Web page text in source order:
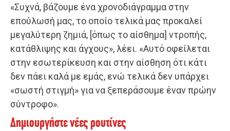
«Συχνά, βάζουμε ένα χρονοδιάγραμμα στην
επούλωσή μας, το οποίο τελικά μας προκαλεί
μεγαλύτερη ζημιά, [όπως το αίσθημα] ντροπής,
κατάθλιψης και άγχους», λέει. «Αυτό οφείλεται
στην εσωτερίκευση και στην αίσθηση ότι κάτι
δεν πάει καλά με εμάς, ενώ τελικά δεν υπάρχει
«σωστή στιγμή» για να ξεπεράσουμε έναν πρώην
σύντροφο».
Δημιουργήστε νέες ρουτίνες